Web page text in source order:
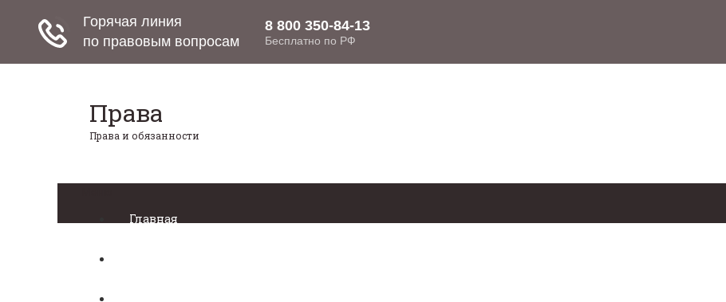
Права
Права и обязанности
Главная